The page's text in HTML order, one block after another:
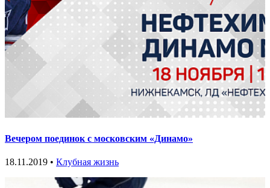
Вечером поединок с московским «Динамо»
18.11.2019 • Клубная жизнь